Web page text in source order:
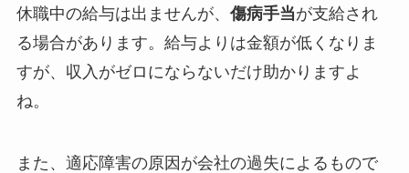
休職中の給与は出ませんが、 傷病手当が支給され
る場合があります。給与よりは金額が低くなりま
すが、収入がゼロにならないだけ助かりますよ
ね。
また、適応障害の原因が会社の過失によるもので